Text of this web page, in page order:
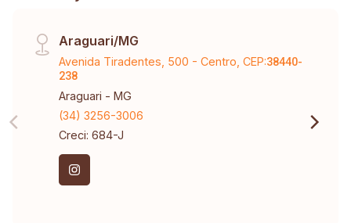
Araguari/MG
Avenida Tiradentes, 500 - Centro, CEP:38440-
238
Araguari - MG
(34) 3256-3006
Creci: 684-J